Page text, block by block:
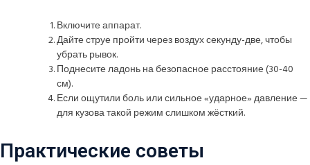
Включите аппарат.
Дайте струе пройти через воздух секунду-две, чтобы
убрать рывок.
Поднесите ладонь на безопасное расстояние (30-40
см).
Если ощутили боль или сильное «ударное» давление —
для кузова такой режим слишком жёсткий.
Практические советы